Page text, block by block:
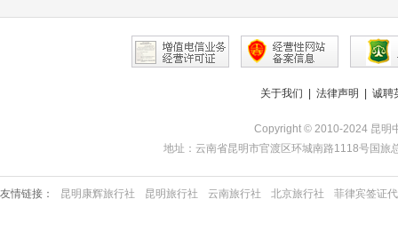
关于我们 法律声明 诚聘
Copyright © 2010-2024 昆明
地址：云南省昆明市官渡区环城南路1118号国
友情链接： 昆明康辉旅行社 昆明旅行社 云南旅行社 北京旅行社 菲律宾签证